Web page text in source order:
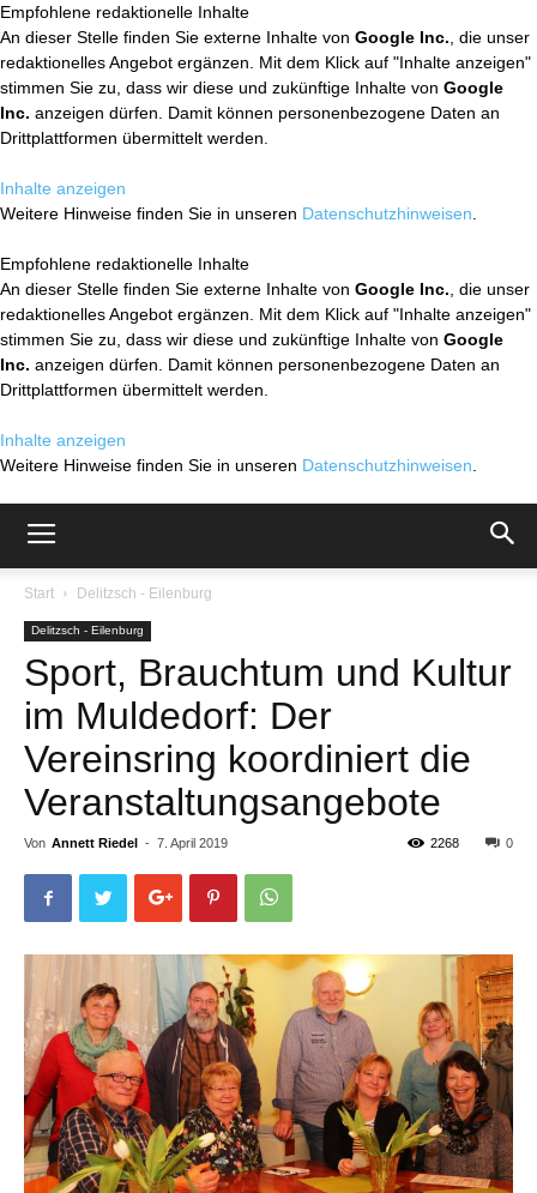
Empfohlene redaktionelle Inhalte
An dieser Stelle finden Sie externe Inhalte von Google Inc. , die unser
redaktionelles Angebot ergänzen. Mit dem Klick auf "Inhalte anzeigen"
stimmen Sie zu, dass wir diese und zukünftige Inhalte von Google
Inc. anzeigen dürfen. Damit können personenbezogene Daten an
Drittplattformen übermittelt werden.
Inhalte anzeigen
Weitere Hinweise finden Sie in unseren Datenschutzhinweisen
Empfohlene redaktionelle Inhalte
An dieser Stelle finden Sie externe Inhalte von Google Inc. , die unser
redaktionelles Angebot ergänzen. Mit dem Klick auf "Inhalte anzeigen"
stimmen Sie zu, dass wir diese und zukünftige Inhalte von Google
Inc. anzeigen dürfen. Damit können personenbezogene Daten an
Drittplattformen übermittelt werden.
Inhalte anzeigen
Weitere Hinweise finden Sie in unseren Datenschutzhinweisen
Start Delitzsch - Eilenburg
Delitzsch - Eilenburg
Sport, Brauchtum und Kultur
im Muldedorf: Der
Vereinsring koordiniert die
Veranstaltungsangebote
Von Annett Riedel - 7. April 2019 0
2268